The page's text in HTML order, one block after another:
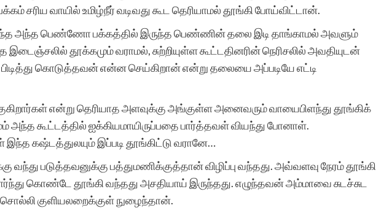
சரிய வாயில் உமிழ்நீர் வடிவது கூட தெரியாமல் தூங்கி போய்விட்டான்.
அந்த பெண்ணோ பக்கத்தில் இருந்த பெண்ணின் தலை இடி தாங்காமல் அவளும்
தூக்கமும் வராமல், சுற்றியுள்ள கூட்டதினரின் நெரிசலில் அவதியுடன்
கொடுத்தவன் என்ன செய்கிறான் என்று தலையை அப்படியே எட்டி
என்று தெரியாத அளவுக்கு அங்குள்ள அனைவரும் வாயைபிளந்து தூங்கிக்
அந்த கூட்டத்தில் ஐக்கியமாயிருப்பதை பார்த்தவள் வியந்து போனாள்.
கஷ்டத்துலயும் இப்படி தூங்கிட்டு வரானே…
வந்து படுத்தவனுக்கு பத்துமணிக்குத்தான் விழிப்பு வந்தது. அவ்வளவு நேரம் தூங்கி
கொண்டே தூங்கி வந்தது அசதியாய் இருந்தது. எழுந்தவன் அம்மாவை சுடச்சுட
குளியலறைக்குள் நுழைந்தான்.